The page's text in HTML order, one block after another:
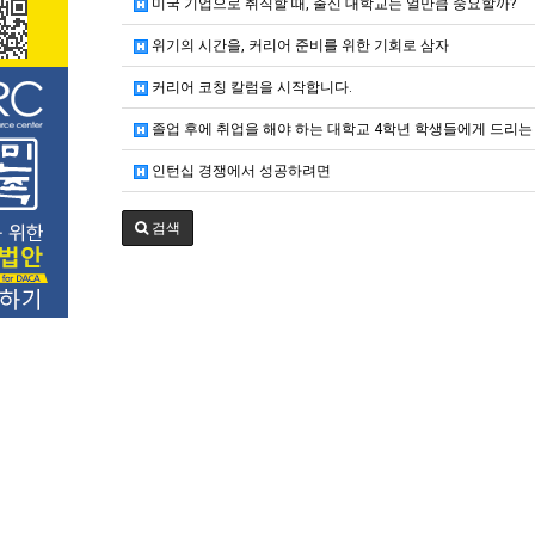
미국 기업으로 취직할 때, 출신 대학교는 얼만큼 중요할까?
위기의 시간을, 커리어 준비를 위한 기회로 삼자
커리어 코칭 칼럼을 시작합니다.
졸업 후에 취업을 해야 하는 대학교 4학년 학생들에게 드리
인턴십 경쟁에서 성공하려면
검색